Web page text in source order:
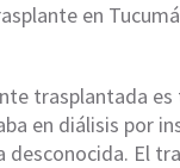
en
trasplantada
en diálisis por
desconocida. El